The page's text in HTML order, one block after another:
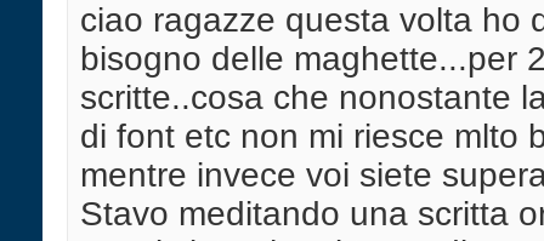
ciao ragazze questa volta ho
bisogno delle maghette...per
scritte..cosa che nonostante
di font etc non mi riesce mlto
mentre invece voi siete
Stavo meditando una scritta